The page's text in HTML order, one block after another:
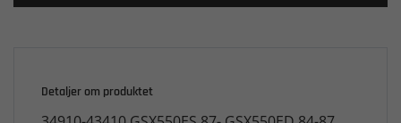
Detaljer om produktet